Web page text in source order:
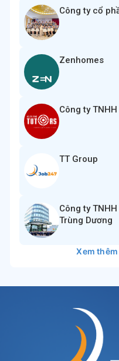
Công ty cổ
Zenhomes
Công ty
TT Group
Công ty
Trùng Dương
Xem